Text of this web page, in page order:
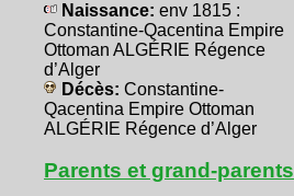
Naissance: env 1815 :
Constantine-Qacentina Empire
Ottoman ALGÉRIE Régence
d’Alger
Décès: Constantine-
Qacentina Empire Ottoman
ALGÉRIE Régence d’Alger
Parents et grand-parents